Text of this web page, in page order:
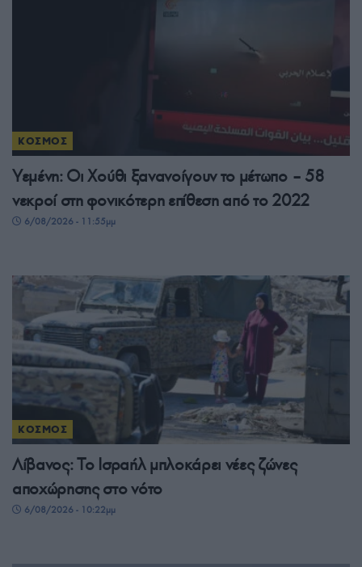
ΚΟΣΜΟΣ
Υεμένη: Οι Χούθι ξανανοίγουν το μέτωπο – 58
νεκροί στη φονικότερη επίθεση από το 2022
6/08/2026 - 11:55μμ
ΚΟΣΜΟΣ
Λίβανος: Το Ισραήλ μπλοκάρει νέες ζώνες
αποχώρησης στο νότο
6/08/2026 - 10:22μμ